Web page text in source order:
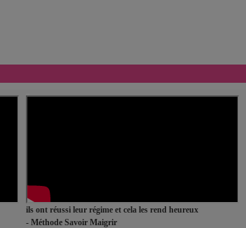
ils ont réussi leur régime et cela les rend heureux
- Méthode Savoir Maigrir